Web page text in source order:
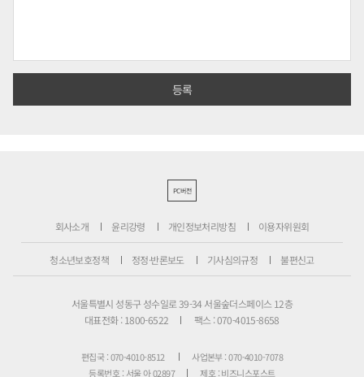
PC버전
회사소개 윤리강령 개인정보처리방침 이용자위원회
청소년보호정책 정정·반론보도 기사심의규정 불편신고
서울특별시 성동구 성수일로 39-34 서울숲더스페이스 12층
대표전화 : 1800-6522
팩스 : 070-4015-8658
편집국 : 070-4010-8512
사업본부 : 070-4010-7078
등록번호 : 서울 아 02897
제호 : 비즈니스포스트